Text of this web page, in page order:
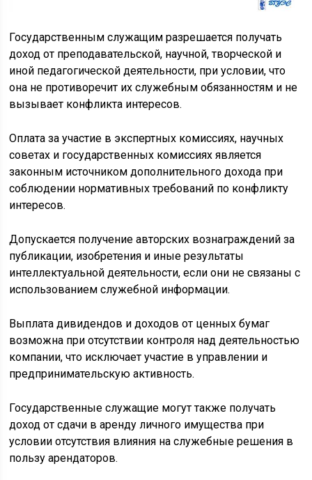
Государственным служащим разрешается получать
доход от преподавательской, научной, творческой и
иной педагогической деятельности, при условии, что
она не противоречит их служебным обязанностям и не
вызывает конфликта интересов.
Оплата за участие в экспертных комиссиях, научных
советах и государственных комиссиях является
законным источником дополнительного дохода при
соблюдении нормативных требований по конфликту
интересов.
Допускается получение авторских вознаграждений за
публикации, изобретения и иные результаты
интеллектуальной деятельности, если они не связаны с
использованием служебной информации.
Выплата дивидендов и доходов от ценных бумаг
возможна при отсутствии контроля над деятельностью
компании, что исключает участие в управлении и
предпринимательскую активность.
Государственные служащие могут также получать
доход от сдачи в аренду личного имущества при
условии отсутствия влияния на служебные решения в
пользу арендаторов.